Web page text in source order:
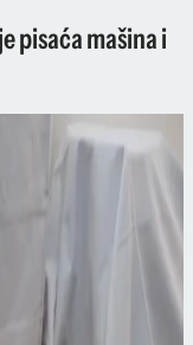
pisaća mašina i